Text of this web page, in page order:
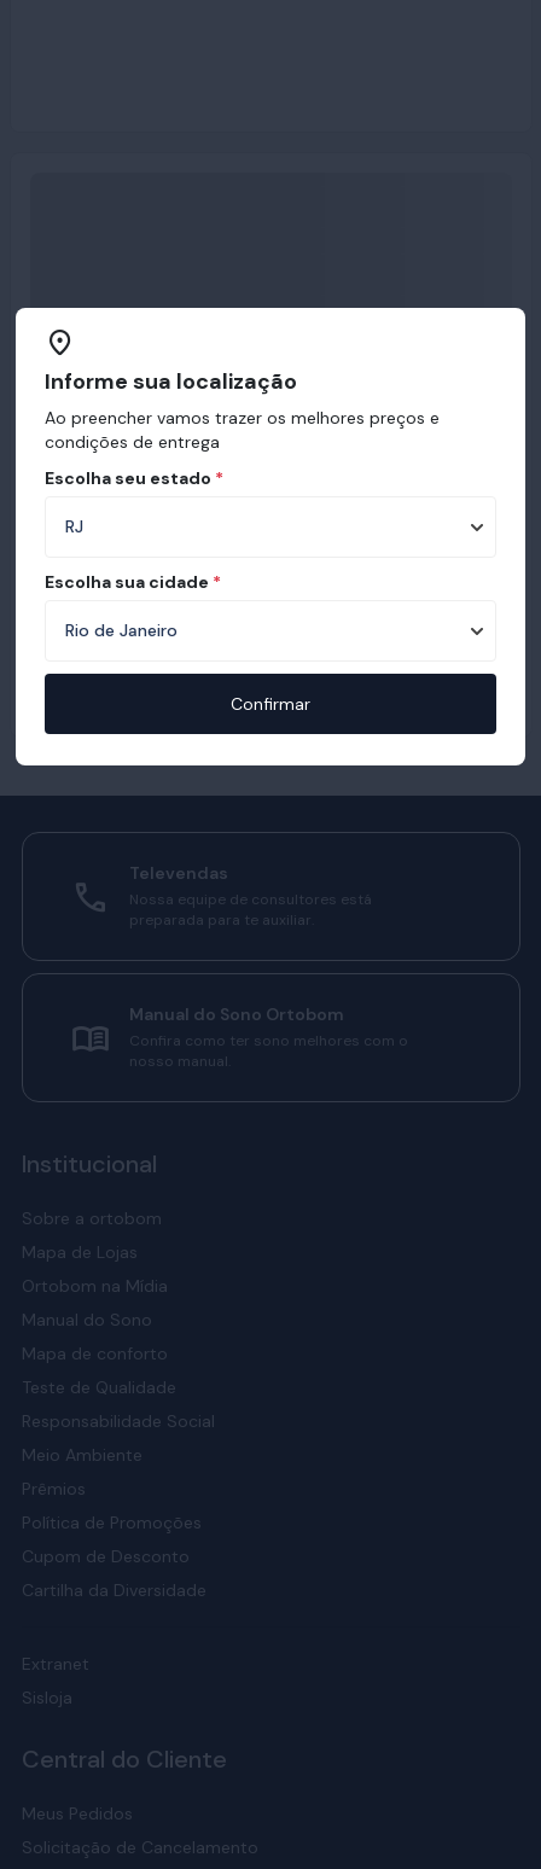
Televendas
Nossa equipe de consultores está
preparada para te auxiliar.
Manual do Sono Ortobom
Confira como ter sono melhores com o
nosso manual.
Institucional
Sobre a ortobom
Mapa de Lojas
Ortobom na Mídia
Manual do Sono
Mapa de conforto
Teste de Qualidade
Responsabilidade Social
Meio Ambiente
Prêmios
Política de Promoções
Cupom de Desconto
Cartilha da Diversidade
Extranet
Sisloja
Central do Cliente
Meus Pedidos
Solicitação de Cancelamento
Informe sua localização
Ao preencher vamos trazer os melhores preços e
condições de entrega
Escolha seu estado *
Escolha sua cidade *
Confirmar